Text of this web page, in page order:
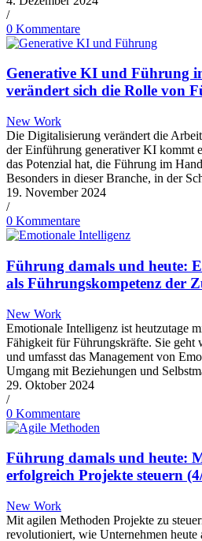
/
0 Kommentare
Generative KI und Führung
verändert sich die Rolle von
New Work
Die Digitalisierung verändert die
der Einführung generativer KI kommt
das Potenzial hat, die Führung im
Besonders in dieser Branche, in der
19. November 2024
/
0 Kommentare
Führung damals und heute:
als Führungskompetenz der
New Work
Emotionale Intelligenz ist heutzutage
Fähigkeit für Führungskräfte. Sie geht
und umfasst das Management von
Umgang mit Beziehungen und
29. Oktober 2024
/
0 Kommentare
Führung damals und heute:
erfolgreich Projekte steuern
New Work
Mit agilen Methoden Projekte zu
revolutioniert, wie Unternehmen heute